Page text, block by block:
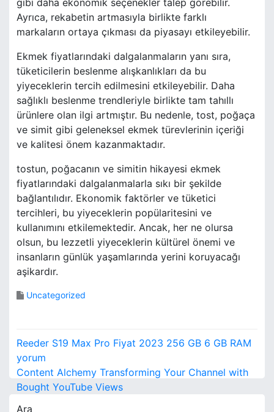
gibi daha ekonomik seçenekler talep görebilir.
Ayrıca, rekabetin artmasıyla birlikte farklı
markaların ortaya çıkması da piyasayı etkileyebilir.
Ekmek fiyatlarındaki dalgalanmaların yanı sıra,
tüketicilerin beslenme alışkanlıkları da bu
yiyeceklerin tercih edilmesini etkileyebilir. Daha
sağlıklı beslenme trendleriyle birlikte tam tahıllı
ürünlere olan ilgi artmıştır. Bu nedenle, tost, poğaça
ve simit gibi geleneksel ekmek türevlerinin içeriği
ve kalitesi önem kazanmaktadır.
tostun, poğacanın ve simitin hikayesi ekmek
fiyatlarındaki dalgalanmalarla sıkı bir şekilde
bağlantılıdır. Ekonomik faktörler ve tüketici
tercihleri, bu yiyeceklerin popülaritesini ve
kullanımını etkilemektedir. Ancak, her ne olursa
olsun, bu lezzetli yiyeceklerin kültürel önemi ve
insanların günlük yaşamlarında yerini koruyacağı
aşikardır.
Uncategorized
Y
a
z
Reeder S19 Max Pro Fiyat 2023 256 GB 6 GB RAM
yorum
Content Alchemy Transforming Your Channel with
Bought YouTube Views
Ara